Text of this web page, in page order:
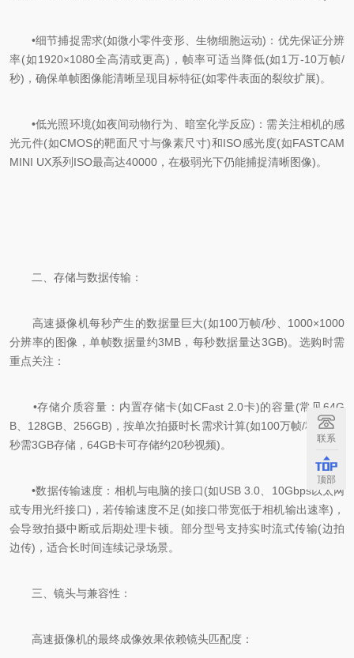
•细节捕捉需求(如微小零件变形、生物细胞运动)：优先保证分辨
率(如1920×1080全高清或更高)，帧率可适当降低(如1万-10万帧/
秒)，确保单帧图像能清晰呈现目标特征(如零件表面的裂纹扩展)。
•低光照环境(如夜间动物行为、暗室化学反应)：需关注相机的感
光元件(如CMOS的靶面尺寸与像素尺寸)和ISO感光度(如FASTCAM
MINI UX系列ISO最高达40000，在极弱光下仍能捕捉清晰图像)。
二、存储与数据传输：
高速摄像机每秒产生的数据量巨大(如100万帧/秒、1000×1000
分辨率的图像，单帧数据量约3MB，每秒数据量达3GB)。选购时需
重点关注：
•存储介质容量：内置存储卡(如CFast 2.0卡)的容量(常见64G
B、128GB、256GB)，按单次拍摄时长需求计算(如100万帧/秒拍摄1
秒需3GB存储，64GB卡可存储约20秒视频)。
•数据传输速度：相机与电脑的接口(如USB 3.0、10Gbps以太网
或专用光纤接口)，若传输速度不足(如接口带宽低于相机输出速率)，
会导致拍摄中断或后期处理卡顿。部分型号支持实时流式传输(边拍
边传)，适合长时间连续记录场景。
三、镜头与兼容性：
高速摄像机的最终成像效果依赖镜头匹配度：
联系
顶部